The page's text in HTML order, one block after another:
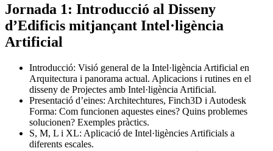
Jornada 1: Introducció al Disseny
d’Edificis mitjançant Intel·ligència
Artificial
Introducció: Visió general de la Intel·ligència Artificial en
Arquitectura i panorama actual. Aplicacions i rutines en el
disseny de Projectes amb Intel·ligència Artificial.
Presentació d’eines: Architechtures, Finch3D i Autodesk
Forma: Com funcionen aquestes eines? Quins problemes
solucionen? Exemples pràctics.
S, M, L i XL: Aplicació de Intel·ligències Artificials a
diferents escales.